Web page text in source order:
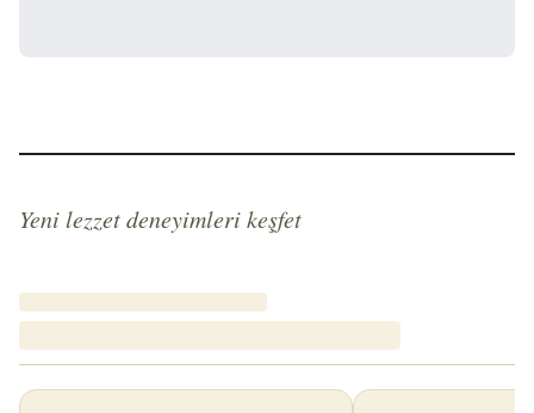
Yeni lezzet deneyimleri keşfet